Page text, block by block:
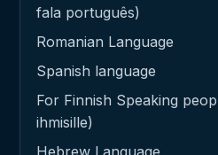
fala português)
Romanian Language
Spanish language
For Finnish Speaking
ihmisille)
Hebrew Language